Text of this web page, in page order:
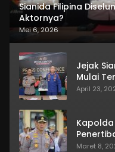
Sianida Filipina
Aktornya?
Mei 6, 2026
Jejak
Mulai
April 23,
Maret 8,